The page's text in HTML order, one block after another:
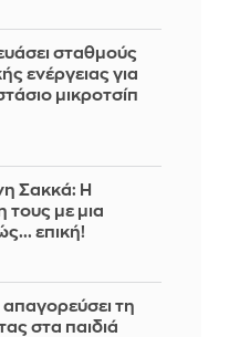
σταθμούς
ενέργειας για
μικροτσίπ
Σακκά: Η
τους με μια
επική!
τη
στα παιδιά